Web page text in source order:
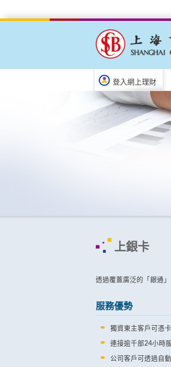
登入網上理財
上銀卡
透過覆蓋廣泛的「銀通
服務優勢
獨資東主客戶可憑
連接逾千部24小時
公司客戶可透過自